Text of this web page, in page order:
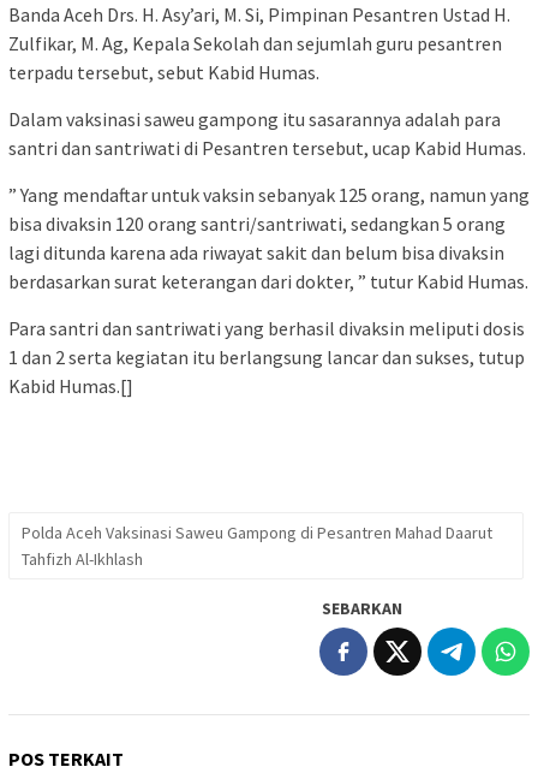
Banda Aceh Drs. H. Asy’ari, M. Si, Pimpinan Pesantren Ustad H.
Zulfikar, M. Ag, Kepala Sekolah dan sejumlah guru pesantren
terpadu tersebut, sebut Kabid Humas.
Dalam vaksinasi saweu gampong itu sasarannya adalah para
santri dan santriwati di Pesantren tersebut, ucap Kabid Humas.
” Yang mendaftar untuk vaksin sebanyak 125 orang, namun yang
bisa divaksin 120 orang santri/santriwati, sedangkan 5 orang
lagi ditunda karena ada riwayat sakit dan belum bisa divaksin
berdasarkan surat keterangan dari dokter, ” tutur Kabid Humas.
Para santri dan santriwati yang berhasil divaksin meliputi dosis
1 dan 2 serta kegiatan itu berlangsung lancar dan sukses, tutup
Kabid Humas.[]
Polda Aceh Vaksinasi Saweu Gampong di Pesantren Mahad Daarut
Tahfizh Al-Ikhlash
SEBARKAN
POS TERKAIT